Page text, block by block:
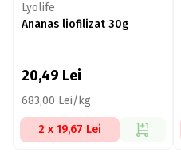
Lyolife
Ananas liofilizat 30g
20,49 Lei
683,00 Lei/kg
2 x 19,67 Lei